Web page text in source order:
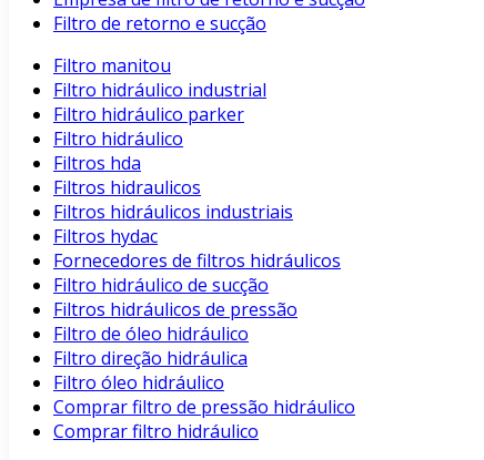
Filtro de retorno e sucção
Filtro manitou
Filtro hidráulico industrial
Filtro hidráulico parker
Filtro hidráulico
Filtros hda
Filtros hidraulicos
Filtros hidráulicos industriais
Filtros hydac
Fornecedores de filtros hidráulicos
Filtro hidráulico de sucção
Filtros hidráulicos de pressão
Filtro de óleo hidráulico
Filtro direção hidráulica
Filtro óleo hidráulico
Comprar filtro de pressão hidráulico
Comprar filtro hidráulico